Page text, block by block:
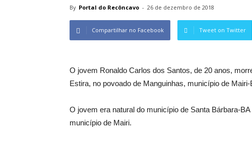
By Portal do Recôncavo - 26 de dezembro de 2018
Compartilhar no Facebook Tweet on Twitter
O jovem Ronaldo Carlos dos Santos, de 20 anos,
Estira, no povoado de Manguinhas, município de Mairi-
O jovem era natural do município de Santa Bárbara-
município de Mairi.